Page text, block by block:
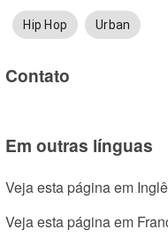
Hip Hop Urban
Contato
Em outras línguas
Veja esta página em
Veja esta página em